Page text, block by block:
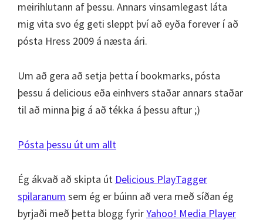
meirihlutann af þessu. Annars vinsamlegast láta
mig vita svo ég geti sleppt því að eyða forever í að
pósta Hress 2009 á næsta ári.
Um að gera að setja þetta í bookmarks, pósta
þessu á delicious eða einhvers staðar annars staðar
til að minna þig á að tékka á þessu aftur ;)
Pósta þessu út um allt
Ég ákvað að skipta út Delicious PlayTagger
spilaranum sem ég er búinn að vera með síðan ég
byrjaði með þetta blogg fyrirYahoo! Media Player